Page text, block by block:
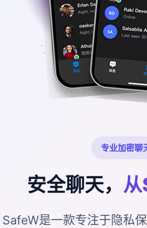
专业加密聊
安全聊天，
SafeW是一款专注于隐私